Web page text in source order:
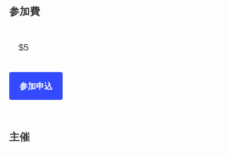
参加費
$5
参加申込
主催